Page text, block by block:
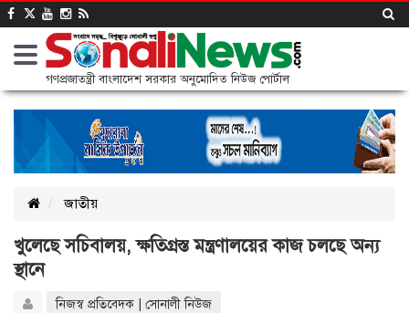
গণপ্রজাতন্ত্রী বাংলাদেশ সরকার অনুমোদিত নিউজ পোর্টাল
জাতীয়
খুলেছে সচিবালয়, ক্ষতিগ্রস্ত মন্ত্রণালয়ের কাজ চলছে অন্য
স্থানে
নিজস্ব প্রতিবেদক | সোনালী নিউজ